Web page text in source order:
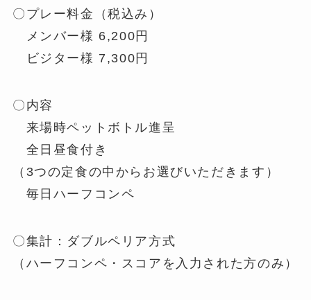
〇プレー料金（税込み）
メンバー様 6,200円
ビジター様 7,300円
〇内容
来場時ペットボトル進呈
全日昼食付き
（3つの定食の中からお選びいただきます）
毎日ハーフコンペ
〇集計：ダブルペリア方式
（ハーフコンペ・スコアを入力された方のみ）